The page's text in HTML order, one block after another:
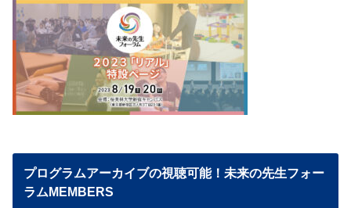
プログラムアーカイブの視聴可能！未来の先生フォー
ラムMEMBERS